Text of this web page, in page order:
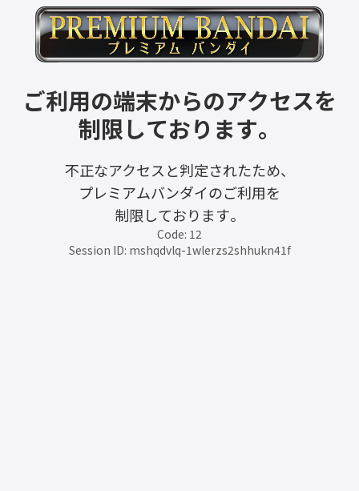
ご利用の端末からのアクセスを
制限しております。
不正なアクセスと判定されたため、
プレミアムバンダイのご利用を
制限しております。
Code: 12
Session ID: mshqdvlq-1wlerzs2shhukn41f